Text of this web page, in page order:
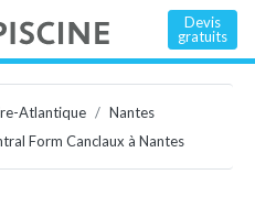
Devis
gratuits
Atlantique
Nantes
Form Canclaux à Nantes